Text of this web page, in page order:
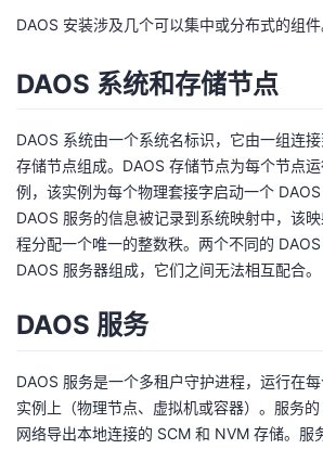
DAOS 安装涉及几个可以集中或分布式的组件
DAOS 系统和存储节点
DAOS 系统由一个系统名标识，它由一组连
存储节点组成。DAOS 存储节点为每个节点
例，该实例为每个物理套接字启动一个
DAOS 服务的信息被记录到系统映射中，该
程分配一个唯一的整数秩。两个不同的
DAOS 服务器组成，它们之间无法相互配合。
DAOS 服务
DAOS 服务是一个多租户守护进程，运行在
实例上（物理节点、虚拟机或容器）。服务
网络导出本地连接的 SCM 和 NVM 存储。服